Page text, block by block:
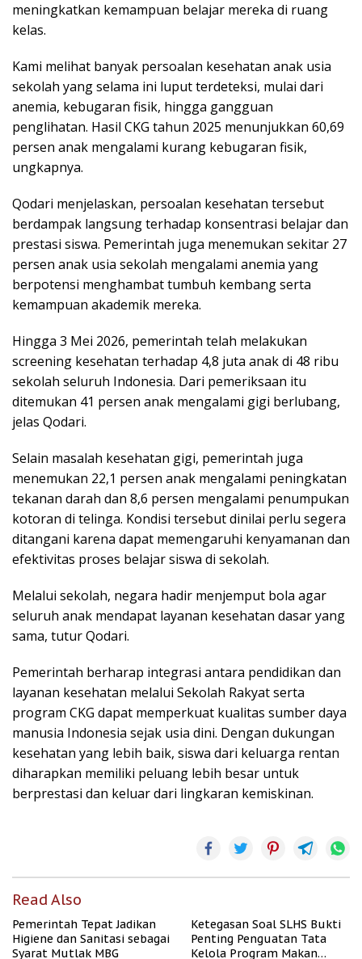
meningkatkan kemampuan belajar mereka di ruang
kelas.
Kami melihat banyak persoalan kesehatan anak usia
sekolah yang selama ini luput terdeteksi, mulai dari
anemia, kebugaran fisik, hingga gangguan
penglihatan. Hasil CKG tahun 2025 menunjukkan 60,69
persen anak mengalami kurang kebugaran fisik,
ungkapnya.
Qodari menjelaskan, persoalan kesehatan tersebut
berdampak langsung terhadap konsentrasi belajar dan
prestasi siswa. Pemerintah juga menemukan sekitar 27
persen anak usia sekolah mengalami anemia yang
berpotensi menghambat tumbuh kembang serta
kemampuan akademik mereka.
Hingga 3 Mei 2026, pemerintah telah melakukan
screening kesehatan terhadap 4,8 juta anak di 48 ribu
sekolah seluruh Indonesia. Dari pemeriksaan itu
ditemukan 41 persen anak mengalami gigi berlubang,
jelas Qodari.
Selain masalah kesehatan gigi, pemerintah juga
menemukan 22,1 persen anak mengalami peningkatan
tekanan darah dan 8,6 persen mengalami penumpukan
kotoran di telinga. Kondisi tersebut dinilai perlu segera
ditangani karena dapat memengaruhi kenyamanan dan
efektivitas proses belajar siswa di sekolah.
Melalui sekolah, negara hadir menjemput bola agar
seluruh anak mendapat layanan kesehatan dasar yang
sama, tutur Qodari.
Pemerintah berharap integrasi antara pendidikan dan
layanan kesehatan melalui Sekolah Rakyat serta
program CKG dapat memperkuat kualitas sumber daya
manusia Indonesia sejak usia dini. Dengan dukungan
kesehatan yang lebih baik, siswa dari keluarga rentan
diharapkan memiliki peluang lebih besar untuk
berprestasi dan keluar dari lingkaran kemiskinan.
Read Also
Pemerintah Tepat Jadikan
Higiene dan Sanitasi sebagai
Syarat Mutlak MBG
Ketegasan Soal SLHS Bukti
Penting Penguatan Tata
Kelola Program Makan